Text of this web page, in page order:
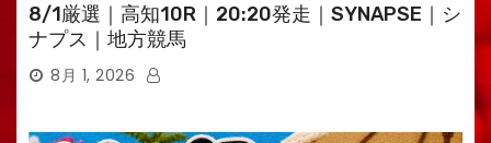
8/1厳選｜高知10R｜20:20発走｜SYNAPSE｜シ
ナプス｜地方競馬
8月 1, 2026